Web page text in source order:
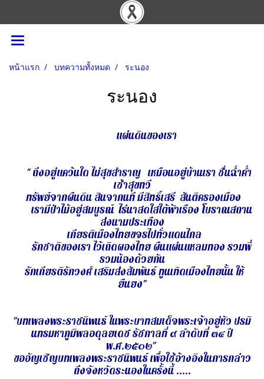
หน้าแรก บทความทั้งหมด ระนอง
ระนอง
แผ่นดินของเรา
" ถึงอยู่แคว้นใด ไม่สุขสำราญ เหมือนอยู่บ้านเรา ชื่นฉ่ำค่ำ
เช้าสุขทวี
ทรัพย์จากผืนดิน สินจากนที มีสิทธิ์เสรี สันติครองเมือง
เรามีป่าไม้อยู่สมบูรณ์ ไร่นาสดใสใต้ฟ้าเรือง โบราณสถาน
ส่งนามประเทือง
เกียรติเมืองไทยขจรไปทั่วแดนไกล
รักชาติของเรา ไว้เถิดผองไทย ผืนแผ่นแหลมทอง รวมพี่
รวมน้องด้วยกัน
รักเกียรติรักวงศ์ เสริมส่งสัมพันธ์ ทูนเทิดเมืองไทยนั้น ให้
ยืนยง"
"บทเพลงพระราชนิพนธ์ ในพระบาทสมเด็จพระเจ้าอยู่หัว ปรมิ
นทรมหาภูมิพลอดุลยเดช รัชกาลที่ ๙ ลำดับที่ ๓๔ ปี
พ.ศ.๒๕๐๒"
ขออัญเชิญบทเพลงพระราชนิพนธ์ เพื่อใช้อ้างอิงในการกล่าว
ถึงจังหวัดระนองในครั้งนี้ .....